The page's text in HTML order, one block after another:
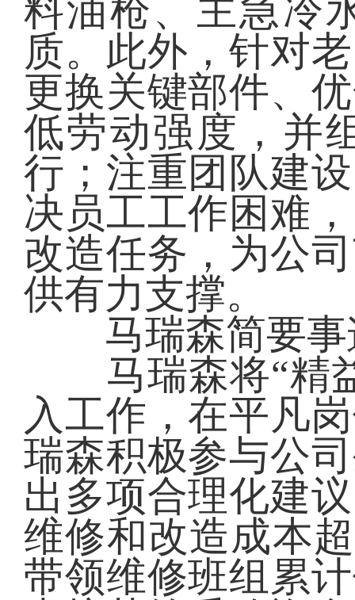
料油枪、主急冷
质。此外，针对
更换关键部件、
低劳动强度，并
行；注重团队建
决员工工作困难
改造任务，为公
供有力支撑。
马瑞森简要事
马瑞森将“精益
入工作，在平凡
瑞森积极参与公
出多项合理化建
维修和改造成本
带领维修班组累